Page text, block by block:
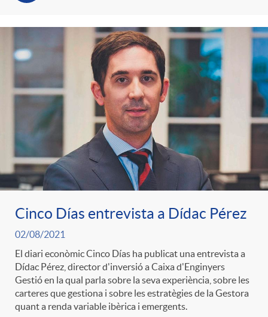
Cinco Días entrevista a Dídac Pérez
02/08/2021
El diari econòmic Cinco Días ha publicat una entrevista a
Dídac Pérez, director d'inversió a Caixa d'Enginyers
Gestió en la qual parla sobre la seva experiència, sobre les
carteres que gestiona i sobre les estratègies de la Gestora
quant a renda variable ibèrica i emergents.